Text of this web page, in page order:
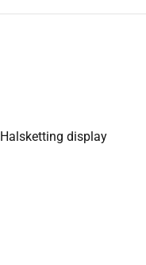
Halsketting display